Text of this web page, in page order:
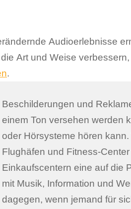
Audioerlebnisse
Art und Weise
.